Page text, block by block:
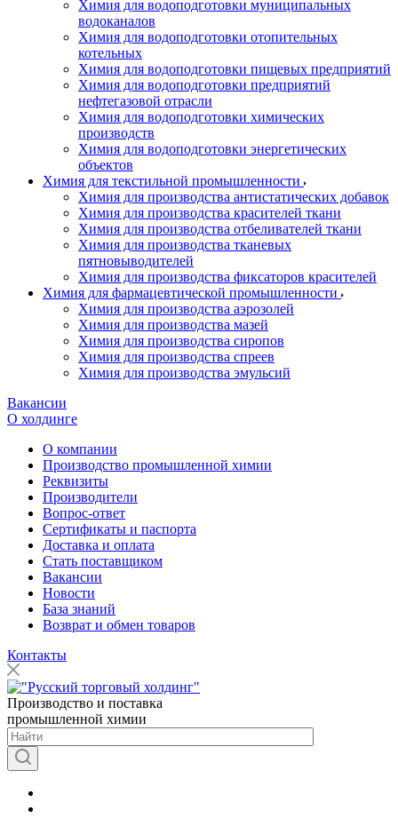
Химия для водоподготовки муниципальных
водоканалов
Химия для водоподготовки отопительных
котельных
Химия для водоподготовки пищевых предприятий
Химия для водоподготовки предприятий
нефтегазовой отрасли
Химия для водоподготовки химических
производств
Химия для водоподготовки энергетических
объектов
Химия для текстильной промышленности
Химия для производства антистатических добавок
Химия для производства красителей ткани
Химия для производства отбеливателей ткани
Химия для производства тканевых
пятновыводителей
Химия для производства фиксаторов красителей
Химия для фармацевтической промышленности
Химия для производства аэрозолей
Химия для производства мазей
Химия для производства сиропов
Химия для производства спреев
Химия для производства эмульсий
Вакансии
О холдинге
О компании
Производство промышленной химии
Реквизиты
Производители
Вопрос-ответ
Сертификаты и паспорта
Доставка и оплата
Стать поставщиком
Вакансии
Новости
База знаний
Возврат и обмен товаров
Контакты
Производство и поставка
промышленной химии